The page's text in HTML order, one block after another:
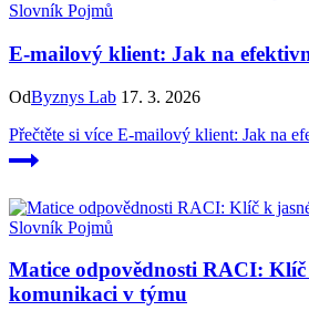
Slovník Pojmů
E-mailový klient: Jak na
OdByznys Lab 17. 3. 2026
Přečtěte si více E-mailový klient: Jak na
Slovník Pojmů
Matice odpovědnosti RACI: Klíč
komunikaci v týmu